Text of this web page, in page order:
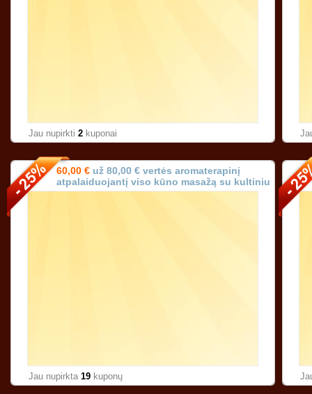
Jau nupirkti 2 kuponai
60,00 € už 80,00 € vertės aromaterapinį
atpalaiduojantį viso kūno masažą su kultiniu
prancūzišku aliejumi (trukmė 90 min.)!
Jau nupirkta 19 kuponų